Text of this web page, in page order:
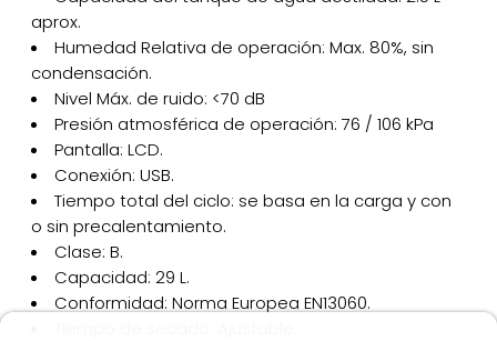
aprox.
Humedad Relativa de operación: Max. 80%, sin
condensación.
Nivel Máx. de ruido: <70 dB
Presión atmosférica de operación: 76 / 106 kPa
Pantalla: LCD.
Conexión: USB.
Tiempo total del ciclo: se basa en la carga y con
o sin precalentamiento.
Clase: B.
Capacidad: 29 L.
Conformidad: Norma Europea EN13060.